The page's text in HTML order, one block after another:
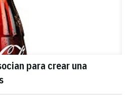
para crear una